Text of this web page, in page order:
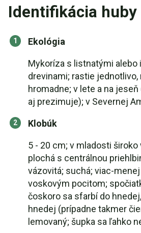
Identifikácia huby
Ekológia
Mykoríza s listnatými alebo
drevinami; rastie
hromadne; v lete a na
aj prezimuje); v Severnej
Klobúk
5 - 20 cm; v mladosti široko
plochá s centrálnou
vázovitá; suchá; viac-menej
voskovým pocitom;
čoskoro sa sfarbí do
hnedej (prípadne takmer
lemovaný; šupka sa ľahko